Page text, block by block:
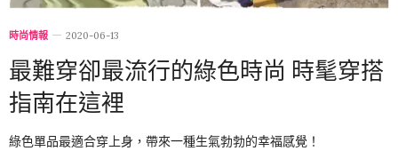
時尚情報 2020-06-13
最難穿卻最流行的綠色時尚 時髦穿搭
指南在這裡
綠色單品最適合穿上身，帶來一種生氣勃勃的幸福感覺！